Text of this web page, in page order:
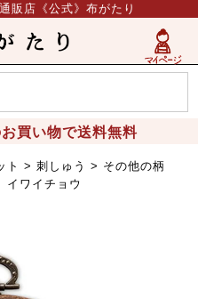
販店《公式》布がたり
買い物で送料無料
ト 刺しゅう
その他の柄
イワイチョウ